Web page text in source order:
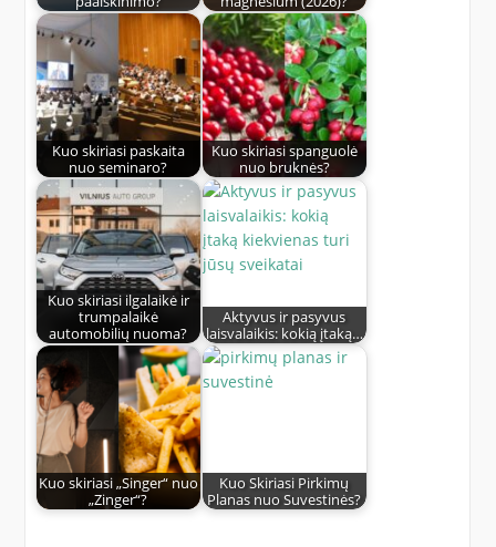
Kuo skiriasi paskaita
nuo seminaro?
Kuo skiriasi spanguolė
nuo bruknės?
Kuo skiriasi ilgalaikė ir
trumpalaikė
automobilių nuoma?
Aktyvus ir pasyvus
laisvalaikis: kokią įtaką…
Kuo skiriasi „Singer“ nuo
„Zinger“?
Kuo Skiriasi Pirkimų
Planas nuo Suvestinės?